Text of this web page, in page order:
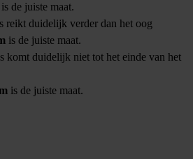
de juiste maat.
reikt duidelijk verder dan het oog
is de juiste maat.
komt duidelijk niet tot het einde van het
is de juiste maat.